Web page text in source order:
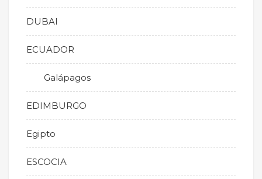
DUBAI
ECUADOR
Galápagos
EDIMBURGO
Egipto
ESCOCIA